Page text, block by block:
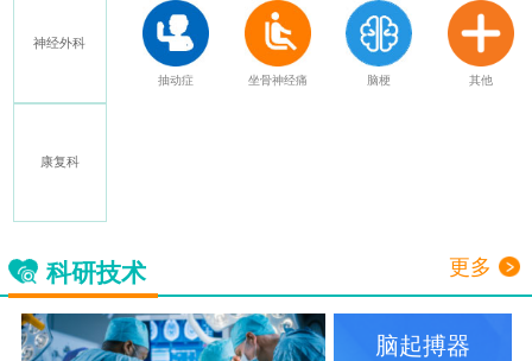
神经外科
康复科
抽动症 坐骨神经痛 脑梗 其他
科研技术 更多
脑起搏器